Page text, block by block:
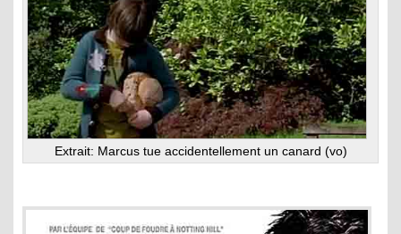
Extrait: Marcus tue accidentellement un canard (vo)